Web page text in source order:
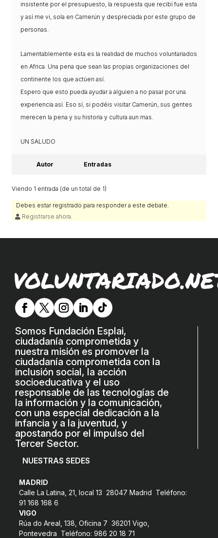
insistente por el presupuesto, la respuesta que recibí fue esta
y así me vi, sola en Camerún y despreciada por este grupo de
personas.
Lamentablemente esta es la realidad de muchos voluntariados
en Africa. Una pena que sean las propias organizaciones del
continente los que actúen así.
Espero que esto pueda ayudar a alguien a no pasar por una
experiencia así. Eso sí, si podéis visitar Camerún, sus gentes
merecen la pena y su historia y cultura aun mas.
UN SALUDO
Autor Entradas
Viendo 1 entrada (de un total de 1)
Debes estar registrado para responder a este debate.
Registrarse ahora.
Somos Fundación Esplai,
ciudadanía comprometida y
nuestra misión es promover la
ciudadanía comprometida con la
inclusión social, la acción
socioeducativa y el uso
responsable de las tecnologías de
la información y la comunicación,
con una especial dedicación a la
infancia y a la juventud, y
apostando por el impulso del
Tercer Sector.
NUESTRAS SEDES
MADRID
Calle La Latina, 21, local 13 28047 Madrid Teléfono:
91 168 168 6
VIGO
Rúa do Areal, 138, Oficina 7 36201 Vigo,
Pontevedra Teléfono: 986 20 18 71